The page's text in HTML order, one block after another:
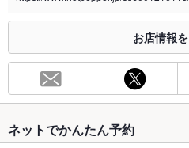
合わせください。
お席
62席(70名様以上の人数
容人数
お店情報
ネットでかんたん予約